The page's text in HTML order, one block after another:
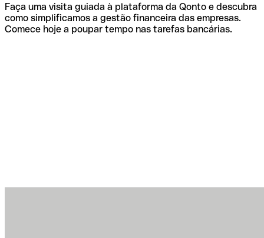
Faça uma visita guiada à plataforma da Qonto e descubra
como simplificamos a gestão financeira das empresas.
Comece hoje a poupar tempo nas tarefas bancárias.